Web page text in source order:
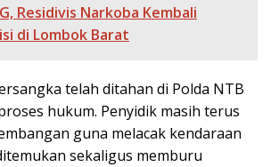
Residivis Narkoba Kembali
di Lombok Barat
telah ditahan di Polda NTB
hukum. Penyidik masih terus
guna melacak kendaraan
sekaligus memburu